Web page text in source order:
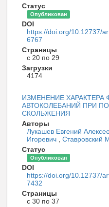
Статус
Опубликован
DOI
https://doi.org/10.12737/
6767
Страницы
с 20 по 29
Загрузки
4174
ИЗМЕНЕНИЕ
АВТОКОЛЕБАНИЙ ПРИ
СКОЛЬЖЕНИЯ
Авторы
Лукашев Евгений
Игоревич
Ставровский
Статус
Опубликован
DOI
https://doi.org/10.12737/
7432
Страницы
с 30 по 37